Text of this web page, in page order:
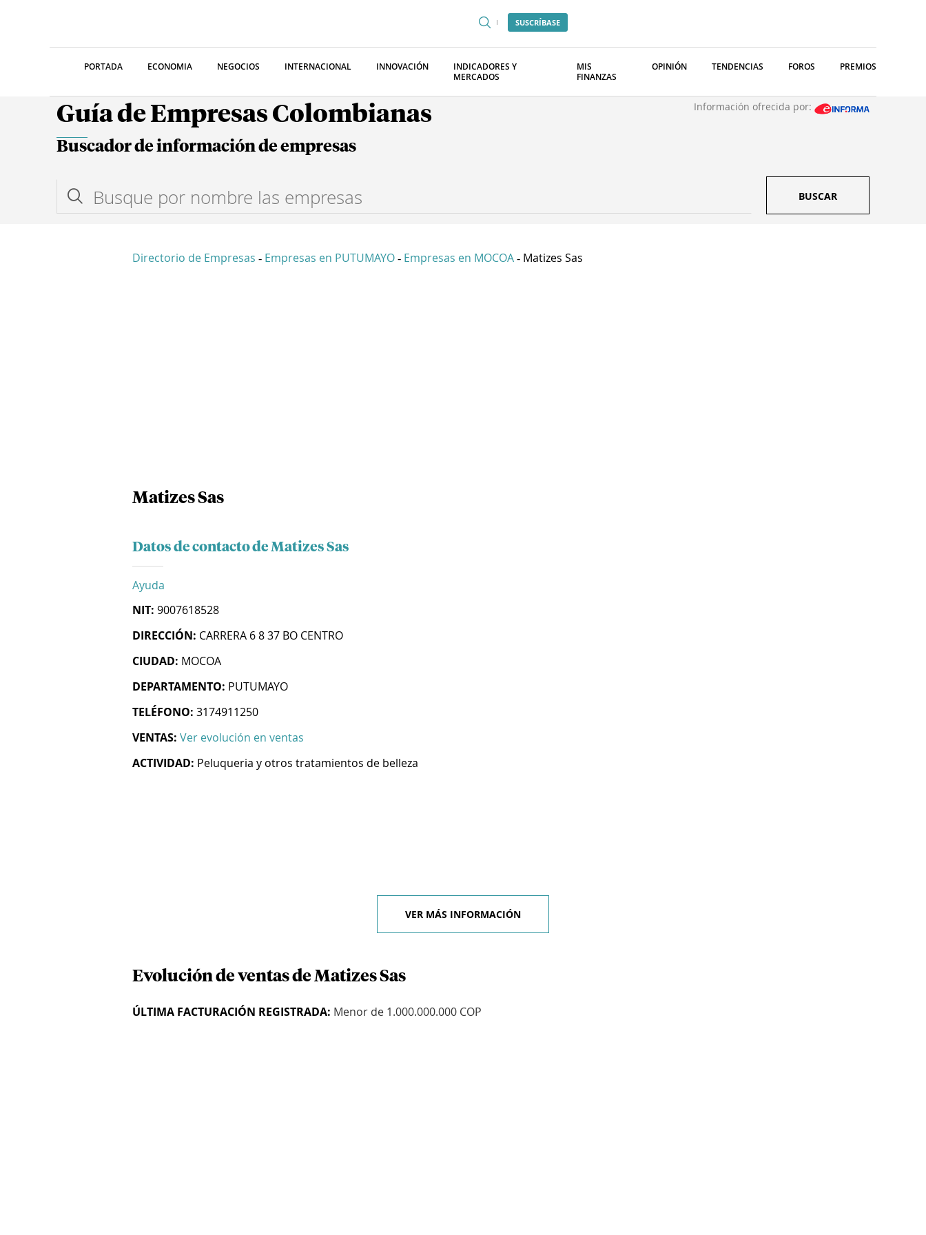
SUSCRÍBASE
PORTADA ECONOMIA NEGOCIOS INTERNACIONAL INNOVACIÓN
INDICADORES Y
MERCADOS
MIS
FINANZAS
OPINIÓN TENDENCIAS FOROS PREMIOS
Guía de Empresas Colombianas Información ofrecida por:
Buscador de información de empresas
BUSCAR
Directorio de Empresas - Empresas en PUTUMAYO - Empresas en MOCOA - Matizes Sas
Matizes Sas
Datos de contacto de Matizes Sas
Ayuda
NIT: 9007618528
DIRECCIÓN: CARRERA 6 8 37 BO CENTRO
CIUDAD: MOCOA
DEPARTAMENTO: PUTUMAYO
TELÉFONO: 3174911250
VENTAS: Ver evolución en ventas
ACTIVIDAD: Peluqueria y otros tratamientos de belleza
VER MÁS INFORMACIÓN
Evolución de ventas de Matizes Sas
ÚLTIMA FACTURACIÓN REGISTRADA: Menor de 1.000.000.000 COP